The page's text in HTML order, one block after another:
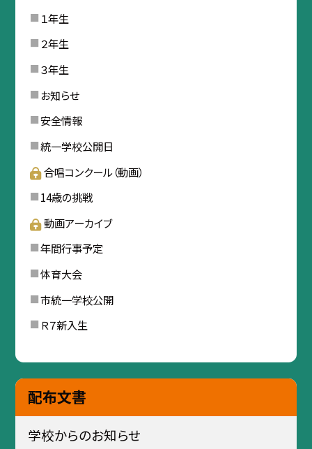
１年生
２年生
３年生
お知らせ
安全情報
統一学校公開日
合唱コンクール（動画）
14歳の挑戦
動画アーカイブ
年間行事予定
体育大会
市統一学校公開
Ｒ７新入生
配布文書
学校からのお知らせ